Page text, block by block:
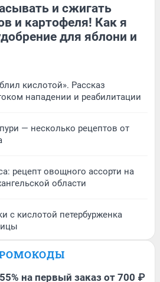
и сжигать
и картофеля! Как я
для яблони и
кислотой». Рассказ
нападении и реабилитации
— несколько рецептов от
рецепт овощного ассорти на
области
с кислотой петербурженка
на первый заказ от 700 ₽